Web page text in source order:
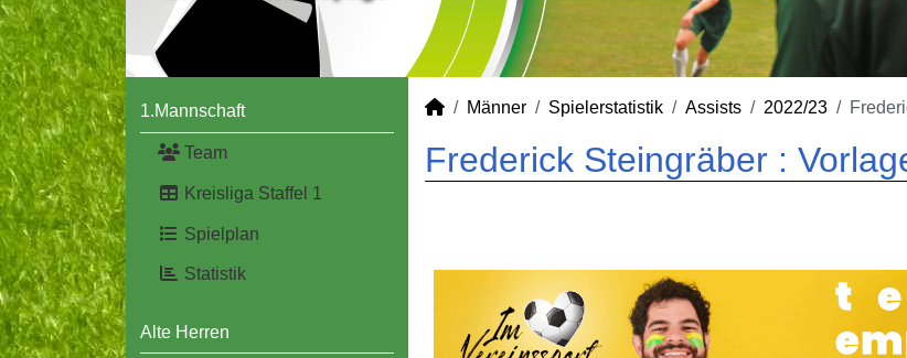
1.Mannschaft
Team
Kreisliga Staffel 1
Spielplan
Statistik
Alte Herren
Männer Spielerstatistik Assists 2022/23
Frederick Steingräber :